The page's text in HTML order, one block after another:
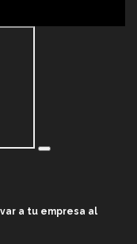
a tu empresa al